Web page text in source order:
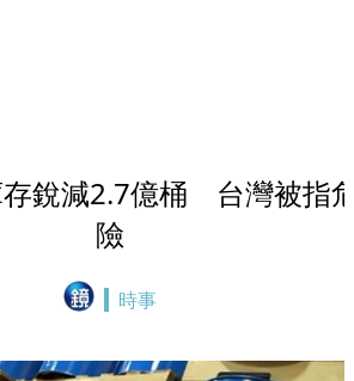
銳減2.7億桶 台灣被指
險
時事